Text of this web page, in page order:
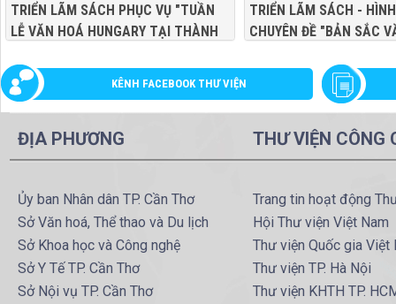
TRIỂN LÃM SÁCH PHỤC VỤ "TUẦN
LỄ VĂN HOÁ HUNGARY TẠI THÀNH
TRIỂN LÃM SÁCH -
CHUYÊN ĐỀ "BẢN SẮC
VĂN HOÁ, THỂ THAO
QUẬN Ô MÔN - ĐẠI
DÂN TỘC" TP. CẦN
NĂM 2019
KÊNH FACEBOOK THƯ VIỆN
ĐỊA PHƯƠNG
Ủy ban Nhân dân TP. Cần Thơ
Sở Văn hoá, Thể thao và Du lịch
Sở Khoa học và Công nghệ
Sở Y Tế TP. Cần Thơ
Sở Nội vụ TP. Cần Thơ
THƯ VIỆN CÔNG
Trang tin hoạt động
Hội Thư viện Việt Nam
Thư viện Quốc gia Việt
Thư viện TP. Hà Nội
Thư viện KHTH TP.